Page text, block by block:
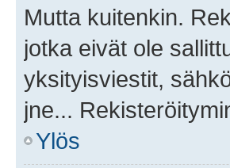
Mutta kuitenkin.
jotka eivät ole
yksityisviestit,
jne...
Ylös